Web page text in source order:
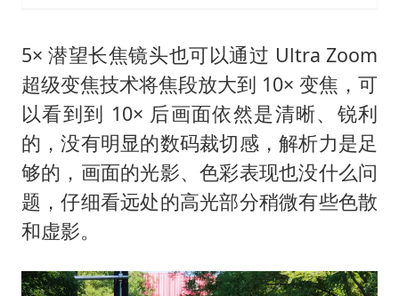
5× 潜望长焦镜头也可以通过 Ultra Zoom
超级变焦技术将焦段放大到 10× 变焦，可
以看到到 10× 后画面依然是清晰、锐利
的，没有明显的数码裁切感，解析力是足
够的，画面的光影、色彩表现也没什么问
题，仔细看远处的高光部分稍微有些色散
和虚影。